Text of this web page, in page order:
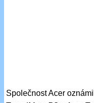
Společnost Acer